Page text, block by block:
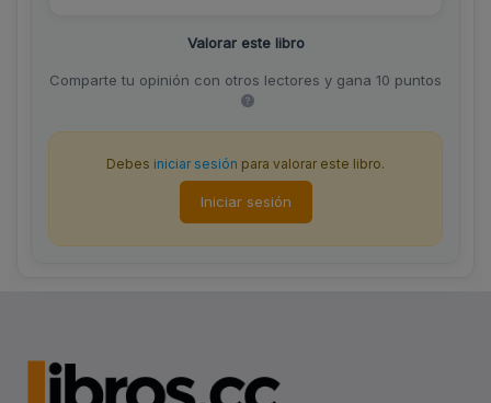
Valorar este libro
Comparte tu opinión con otros lectores y gana 10 puntos
Debes iniciar sesión para valorar este libro.
Iniciar sesión